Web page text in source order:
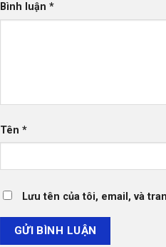
Bình luận *
Tên *
Lưu tên của tôi, email, và